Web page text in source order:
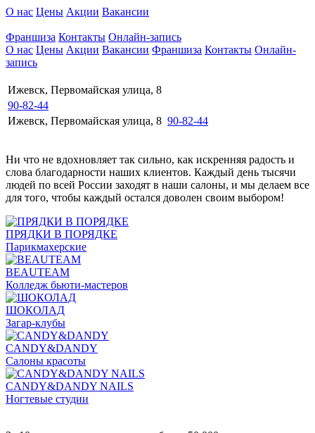
О нас Цены Акции Вакансии
Франшиза Контакты Онлайн-запись
О нас Цены Акции Вакансии Франшиза Контакты Онлайн-
запись
Ижевск, Первомайская улица, 8
90-82-44
Ижевск, Первомайская улица, 8 90-82-44
Ни что не вдохновляет так сильно, как искренняя радость и
слова благодарности наших клиентов. Каждый день тысячи
людей по всей России заходят в наши салоны, и мы делаем все
для того, чтобы каждый остался доволен своим выбором!
ПРЯДКИ В ПОРЯДКЕ
Парикмахерские
BEAUTEAM
Колледж бьюти-мастеров
ШОКОЛАД
Загар-клубы
CANDY&DANDY
Салоны красоты
CANDY&DANDY NAILS
Ногтевые студии